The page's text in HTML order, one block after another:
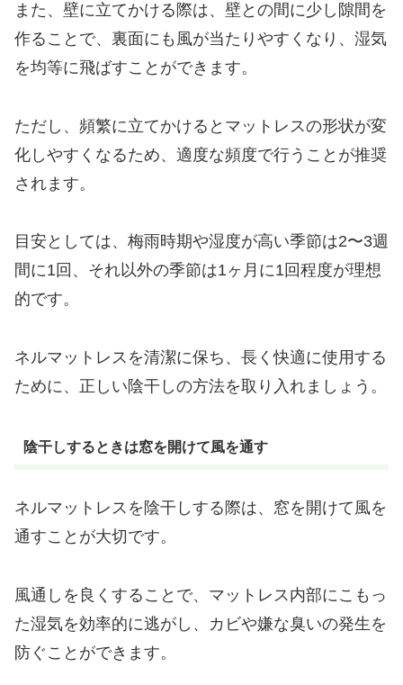
また、壁に立てかける際は、壁との間に少し隙間を
作ることで、裏面にも風が当たりやすくなり、湿気
を均等に飛ばすことができます。
ただし、頻繁に立てかけるとマットレスの形状が変
化しやすくなるため、適度な頻度で行うことが推奨
されます。
目安としては、梅雨時期や湿度が高い季節は2〜3週
間に1回、それ以外の季節は1ヶ月に1回程度が理想
的です。
ネルマットレスを清潔に保ち、長く快適に使用する
ために、正しい陰干しの方法を取り入れましょう。
陰干しするときは窓を開けて風を通す
ネルマットレスを陰干しする際は、窓を開けて風を
通すことが大切です。
風通しを良くすることで、マットレス内部にこもっ
た湿気を効率的に逃がし、カビや嫌な臭いの発生を
防ぐことができます。